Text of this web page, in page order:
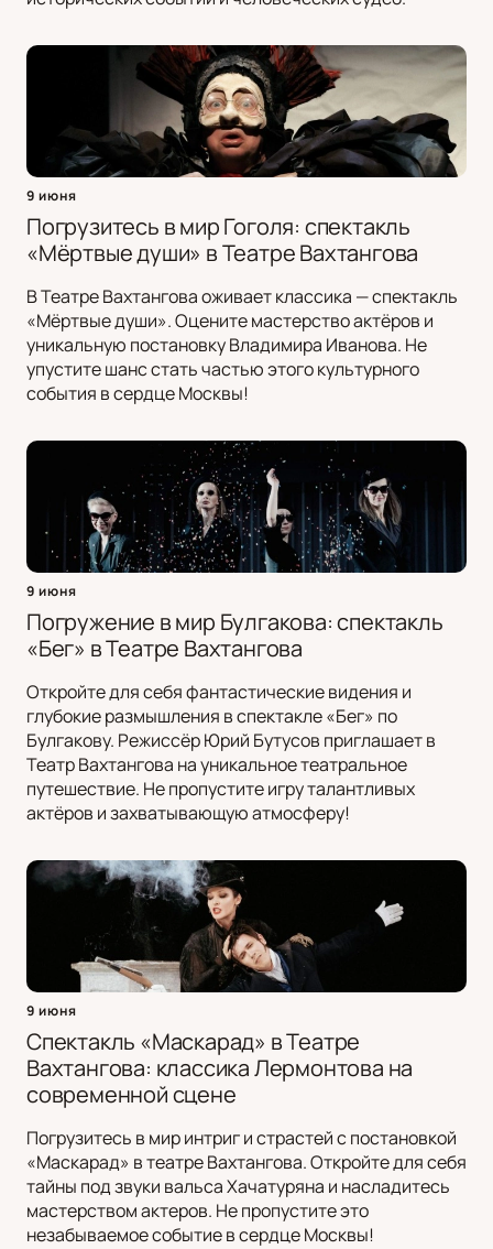
9 июня
Погрузитесь в мир Гоголя: спектакль
«Мёртвые души» в Театре Вахтангова
В Театре Вахтангова оживает классика — спектакль
«Мёртвые души». Оцените мастерство актёров и
уникальную постановку Владимира Иванова. Не
упустите шанс стать частью этого культурного
события в сердце Москвы!
9 июня
Погружение в мир Булгакова: спектакль
«Бег» в Театре Вахтангова
Откройте для себя фантастические видения и
глубокие размышления в спектакле «Бег» по
Булгакову. Режиссёр Юрий Бутусов приглашает в
Театр Вахтангова на уникальное театральное
путешествие. Не пропустите игру талантливых
актёров и захватывающую атмосферу!
9 июня
Спектакль «Маскарад» в Театре
Вахтангова: классика Лермонтова на
современной сцене
Погрузитесь в мир интриг и страстей с постановкой
«Маскарад» в театре Вахтангова. Откройте для себя
тайны под звуки вальса Хачатуряна и насладитесь
мастерством актеров. Не пропустите это
незабываемое событие в сердце Москвы!